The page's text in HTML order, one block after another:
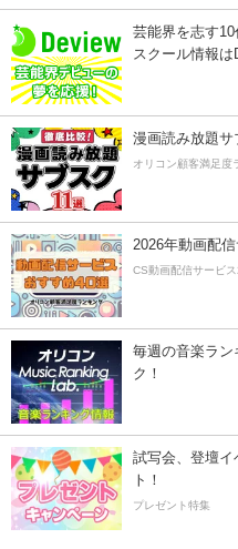
芸能界を志す10
スクール情報は
漫画読み放題サ
オリコン顧客満足度
2026年動画配
CS動画配信サービ
毎週の音楽ラン
ク！
試写会、登壇イ
ト！
プレゼント特集